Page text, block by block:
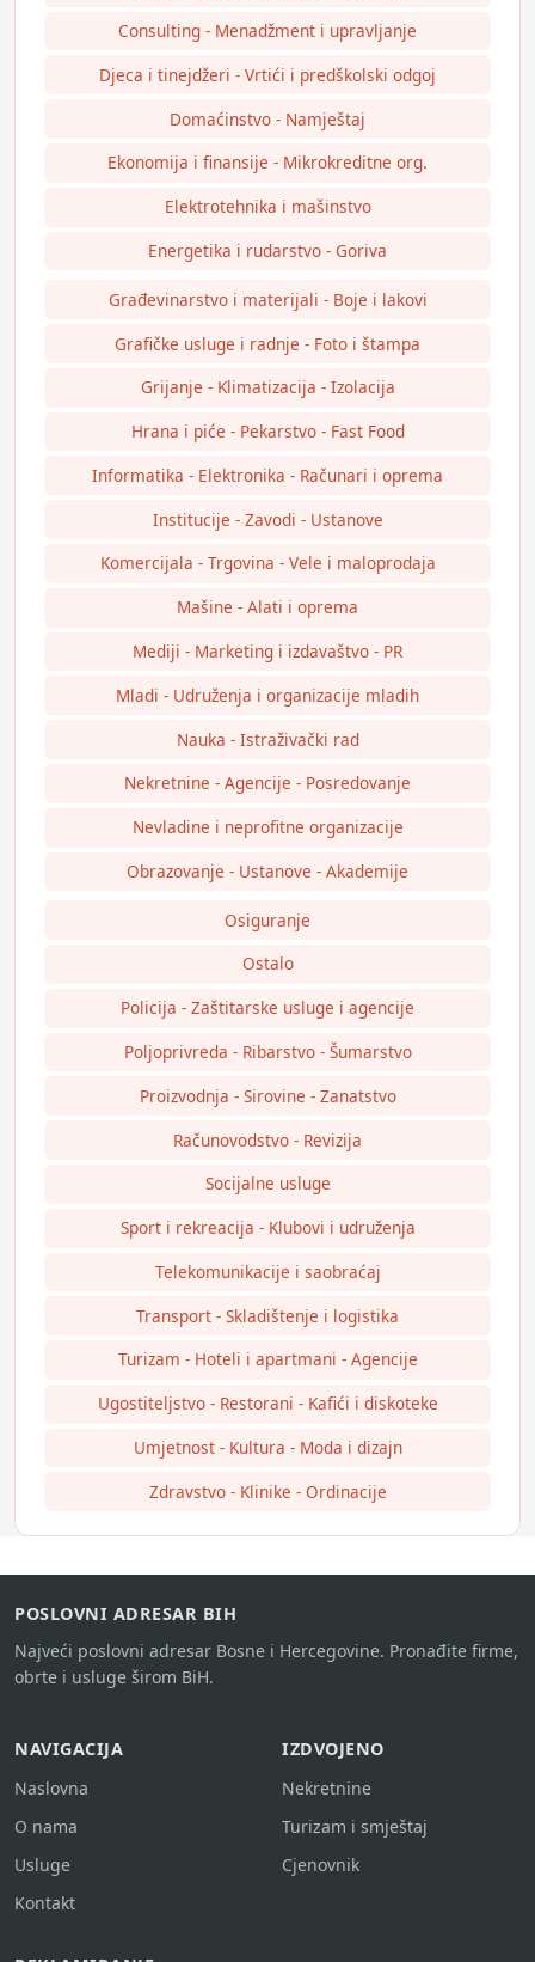
Consulting - Menadžment i upravljanje
Djeca i tinejdžeri - Vrtići i predškolski odgoj
Domaćinstvo - Namještaj
Ekonomija i finansije - Mikrokreditne org.
Elektrotehnika i mašinstvo
Energetika i rudarstvo - Goriva
Građevinarstvo i materijali - Boje i lakovi
Grafičke usluge i radnje - Foto i štampa
Grijanje - Klimatizacija - Izolacija
Hrana i piće - Pekarstvo - Fast Food
Informatika - Elektronika - Računari i oprema
Institucije - Zavodi - Ustanove
Komercijala - Trgovina - Vele i maloprodaja
Mašine - Alati i oprema
Mediji - Marketing i izdavaštvo - PR
Mladi - Udruženja i organizacije mladih
Nauka - Istraživački rad
Nekretnine - Agencije - Posredovanje
Nevladine i neprofitne organizacije
Obrazovanje - Ustanove - Akademije
Osiguranje
Ostalo
Policija - Zaštitarske usluge i agencije
Poljoprivreda - Ribarstvo - Šumarstvo
Proizvodnja - Sirovine - Zanatstvo
Računovodstvo - Revizija
Socijalne usluge
Sport i rekreacija - Klubovi i udruženja
Telekomunikacije i saobraćaj
Transport - Skladištenje i logistika
Turizam - Hoteli i apartmani - Agencije
Ugostiteljstvo - Restorani - Kafići i diskoteke
Umjetnost - Kultura - Moda i dizajn
Zdravstvo - Klinike - Ordinacije
POSLOVNI ADRESAR BIH
Najveći poslovni adresar Bosne i Hercegovine. Pronađite firme,
obrte i usluge širom BiH.
NAVIGACIJA
Naslovna
O nama
Usluge
Kontakt
IZDVOJENO
Nekretnine
Turizam i smještaj
Cjenovnik